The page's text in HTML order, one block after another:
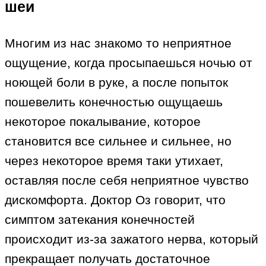
шеи
Многим из нас знакомо то неприятное
ощущение, когда просыпаешься ночью от
ноющей боли в руке, а после попыток
пошевелить конечностью ощущаешь
некоторое покалывание, которое
становится все сильнее и сильнее, но
через некоторое время таки утихает,
оставляя после себя неприятное чувство
дискомфорта. Доктор Оз говорит, что
симптом затекания конечностей
происходит из-за зажатого нерва, который
прекращает получать достаточное